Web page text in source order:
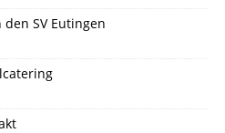
den SV Eutingen